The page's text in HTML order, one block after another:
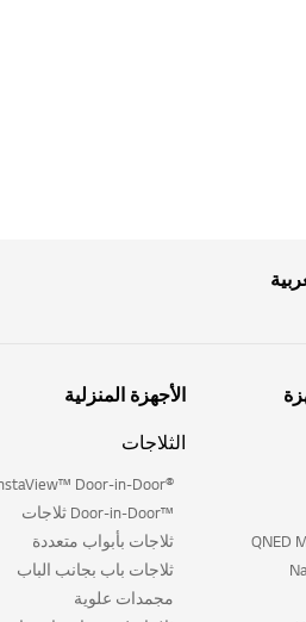
الأجهزة المنزلية
الثلاجات
®InstaView™ Door-in-Door
™Door-in-Door ثلاجات
ثلاجات بأبواب متعددة
ثلاجات باب بجانب الباب
مجمدات علوية